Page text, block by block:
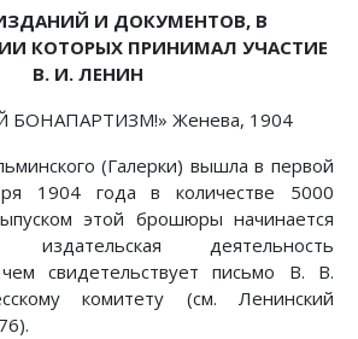
И ДОКУМЕНТОВ, В
КОТОРЫХ ПРИНИМАЛ УЧАСТИЕ
В. И. ЛЕНИН
БОНАПАРТИЗМ!» Женева, 1904
(Галерки) вышла в первой
1904 года в количестве 5000
этой брошюры начинается
издательская деятельность
свидетельствует письмо В. В.
комитету (см. Ленинский